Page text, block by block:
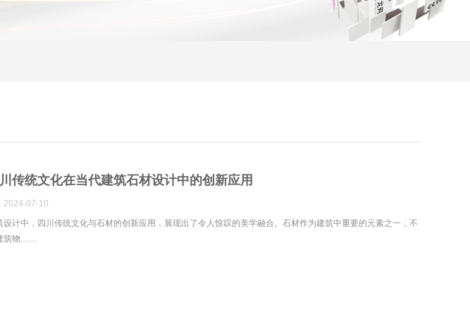
传统文化在当代建筑石材设计中的创新应用
2024-07-10
设计中，四川传统文化与石材的创新应用，展现出了令人惊叹的美学融合。石材作为建筑中重要的元素之一，不
筑物……